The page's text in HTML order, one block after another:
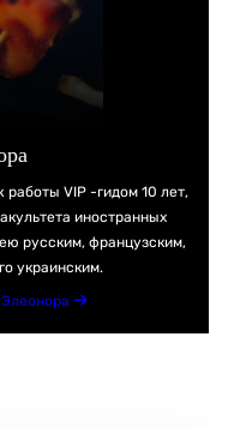
VIP -гидом 10 лет,
иностранных
русским, французским,
украинским.